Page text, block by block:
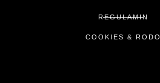
REGULAMIN
COOKIES & RODO